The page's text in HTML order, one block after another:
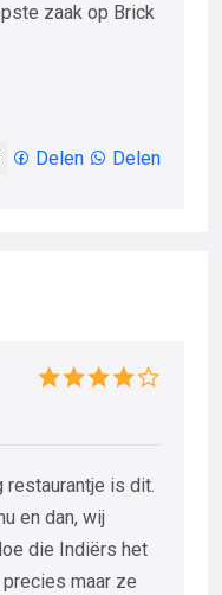
zaak op Brick
Delen Delen
restaurantje is dit.
en dan, wij
die Indiërs het
maar ze